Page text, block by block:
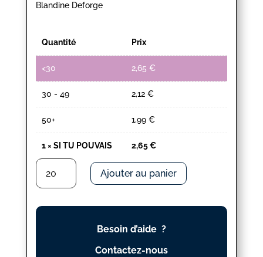
Blandine Deforge
Quantité Prix
<30 2,65 €
30 - 49 2,12 €
50+ 1,99 €
1× SI TU POUVAIS 2,65€
quantité
SI
TU
Ajouter au panier
Besoin d’aide ?
Contactez-nous